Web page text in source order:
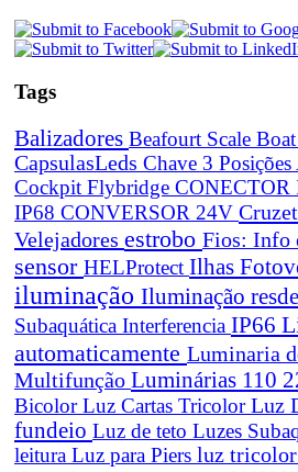
Tags
Balizadores Beafourt Scale
CapsulasLeds Chave 3
Cockpit Flybridge CONECTOR
IP68 CONVERSOR 24V
Velejadores estrobo Fios: Info
sensor HELProtect Ilhas
iluminação Iluminação
Subaquática Interferencia IP66
automaticamente Luminaria
Multifunção Luminárias 110
BicolorLuz Cartas TricolorLuz
fundeio Luz de teto Luzes
leitura Luz para Piers luz tricolor